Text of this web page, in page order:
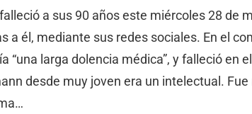
a sus 90 años este miércoles 28 de
a él, mediante sus redes sociales. En el
“una larga dolencia médica”, y falleció en
desde muy joven era un intelectual. Fue